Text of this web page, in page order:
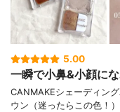
5.00
一瞬で小鼻&小顔にな
CANMAKEシェーディン
ウン（迷ったらこの色！